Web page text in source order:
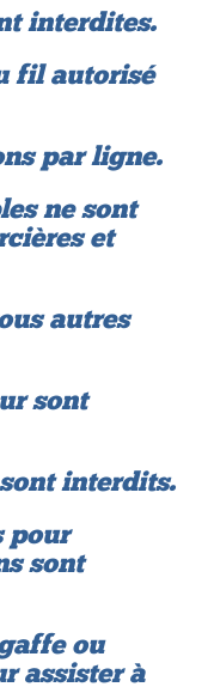
interdites.
fil autorisé
par ligne.
ne sont
et
autres
sont
interdits.
pour
sont
ou
assister à